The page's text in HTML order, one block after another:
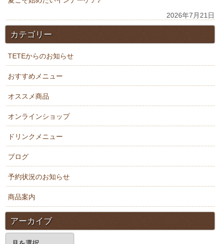
2026年7月21日
カテゴリー
TETEからのお知らせ
おすすめメニュー
オススメ商品
オンラインショップ
ドリンクメニュー
ブログ
予約状況のお知らせ
商品案内
アーカイブ